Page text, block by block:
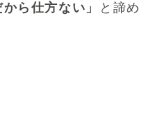
から仕方ない」
と諦め